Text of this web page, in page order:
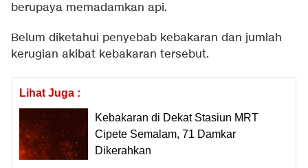
berupaya memadamkan api.
Belum diketahui penyebab kebakaran dan jumlah
kerugian akibat kebakaran tersebut.
Lihat Juga :
Kebakaran di Dekat Stasiun MRT
Cipete Semalam, 71 Damkar
Dikerahkan